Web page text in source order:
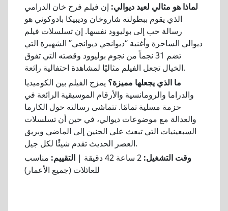
لماذا هو مثالي لعيد ديوالي: إن فيلم فرح خان الدرامي
الذي يقوم ببطولته شاروخان وديبيكا بادوكوني هو
رسالة حب إلى بوليوود نفسها. إن تسلسلات فيلم
ديوالي الساحرة وأغنية “ديوانجي ديوانجي” الشهيرة التي
تضم 31 نجماً من نجوم بوليوود وقصته التي تفوق
الخيال تجعل الفيلم مثاليًا لمشاهدة احتفالية رائعة.
ما الذي يجعلها مميزة؟ يمزج الفيلم بين الكوميديا
والدراما والرومانسية والأرقام الموسيقية الرائعة في
حزمة مسلية تمامًا. تتماشى رسالته حول الكارما
والعدالة مع موضوعات ديوالي، في حين أن تسلسلات
السبعينيات التي تبعث على الحنين إلى الماضي وبريق
العصر الحديث تقدم شيئًا لكل جيل.
وقت التشغيل:
التقييم: مناسب
للعائلات (جميع الأعمار)